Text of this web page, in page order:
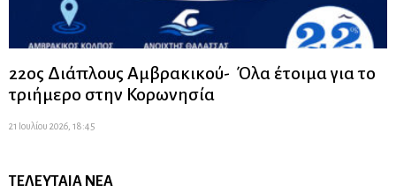
22ος Διάπλους Αμβρακικού- Όλα έτοιμα για το
τριήμερο στην Κορωνησία
21 Ιουλίου 2026, 18:45
ΤΕΛΕΥΤΑΊΑ ΝΈΑ